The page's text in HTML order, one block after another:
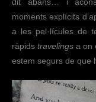
dit abans… i
moments explícits
a les pel·lícules de
ràpidstravelings a on
estem segurs de que